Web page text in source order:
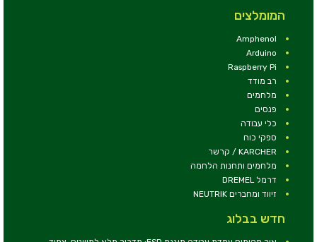
המומלצים
Amphenol
Arduino
Raspberry Pi
רב מודד
מלחמים
פנסים
כלי עבודה
ספקי כוח
KARCHER / קרשר
מלחמים ותחנות הלחמה
דרמל DREMEL
זיווד ומחברים NEUTRIK
חדש בבלוג